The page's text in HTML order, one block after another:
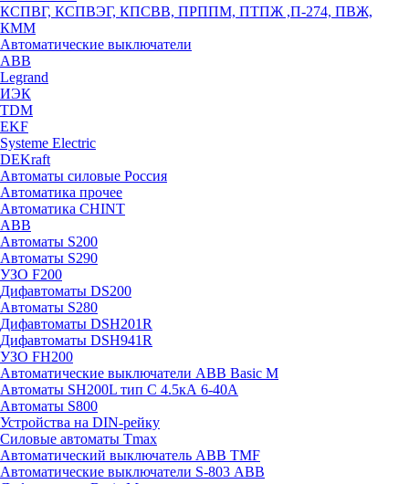
КСПВГ, КСПВЭГ, КПСВВ, ПРППМ, ПТПЖ ,П-274, ПВЖ,
КММ
Автоматические выключатели
ABB
Legrand
ИЭК
TDM
EKF
Systeme Electric
DEKraft
Автоматы силовые Россия
Автоматика прочее
Автоматика CHINT
ABB
Автоматы S200
Автоматы S290
УЗО F200
Дифавтоматы DS200
Автоматы S280
Дифавтоматы DSH201R
Дифавтоматы DSH941R
УЗО FH200
Автоматические выключатели ABB Basic M
Автоматы SH200L тип С 4.5кА 6-40А
Автоматы S800
Устройства на DIN-рейку
Силовые автоматы Tmax
Автоматический выключатель ABB TMF
Автоматические выключатели S-803 АВВ